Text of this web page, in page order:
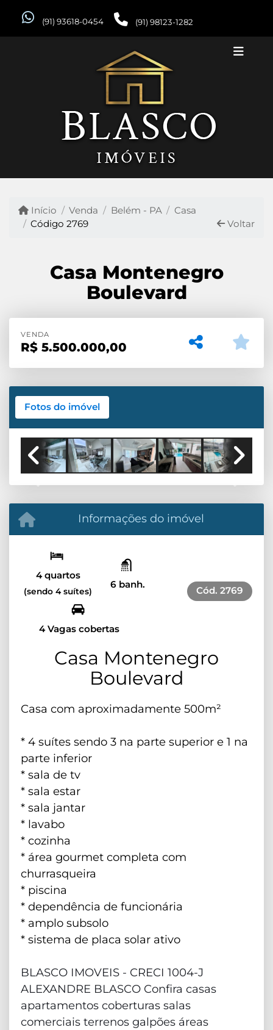
(91) 93618-0454 (91) 98123-1282
Início Venda Belém - PA
Casa
Código 2769
Voltar
Casa Montenegro
Boulevard
VENDA
R$ 5.500.000,00
Fotos do imóvel
Informações do imóvel
4 quartos
(sendo 4 suítes)
6 banh.
4 Vagas cobertas
Cód. 2769
Casa Montenegro
Boulevard
Casa com aproximadamente 500m²
* 4 suítes sendo 3 na parte superior e 1 na
parte inferior
* ⁠sala de tv
* ⁠sala estar
* ⁠sala jantar
* ⁠lavabo
* ⁠cozinha
* ⁠área gourmet completa com
churrasqueira
* ⁠piscina
* ⁠dependência de funcionária
* ⁠amplo subsolo
* ⁠sistema de placa solar ativo
BLASCO IMOVEIS - CRECI 1004-J
ALEXANDRE BLASCO Confira casas
apartamentos coberturas salas
comerciais terrenos galpões áreas